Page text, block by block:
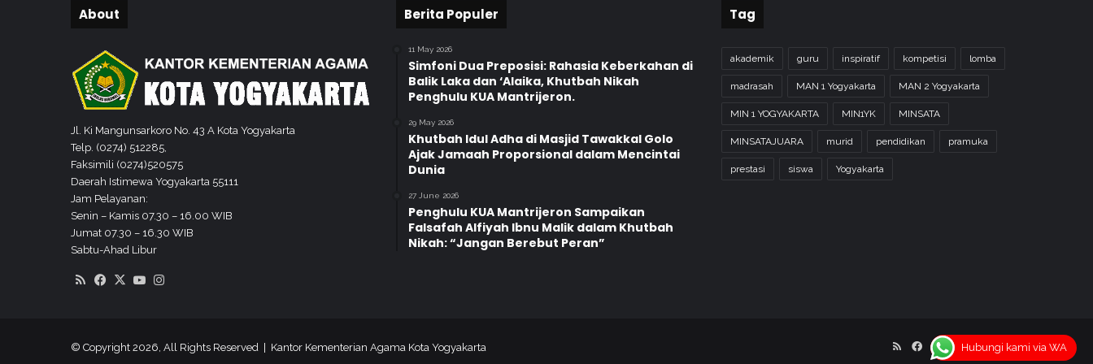
,
h
2
K
e
j
u
a
a
a
m
g
About
Jl. Ki Mangunsarkoro No. 43 A Kota Yogyakarta
Telp. (0274) 512285,
Faksimili (0274)520575
Daerah Istimewa Yogyakarta 55111
Jam Pelayanan:
Senin – Kamis 07.30 – 16.00 WIB
Jumat 07.30 – 16.30 WIB
Sabtu-Ahad Libur
RSS Facebook
X YouTube
Berita Populer
11 May 2026
Simfoni Dua Preposisi: Rahasia Keberkahan di
Balik Laka dan ‘Alaika, Khutbah Nikah
Penghulu KUA Mantrijeron.
29 May 2026
Khutbah Idul Adha di Masjid Tawakkal Golo
Ajak Jamaah Proporsional dalam Mencintai
Dunia
27 June 2026
Penghulu KUA Mantrijeron Sampaikan
Falsafah Alfiyah Ibnu Malik dalam Khutbah
Nikah: “Jangan Berebut Peran”
Tag
akademik guru inspiratif kompetisi lomba
madrasah MAN 1 Yogyakarta MAN 2 Yogyakarta
MIN 1 YOGYAKARTA MIN1YK MINSATA
MINSATAJUARA murid pendidikan pramuka
prestasi siswa Yogyakarta
© Copyright 2026, All Rights Reserved | Kantor Kementerian Agama Kota Yogyakarta Home
RSSFacebook
X YouTube
Instagram
Hubungi kami via WA